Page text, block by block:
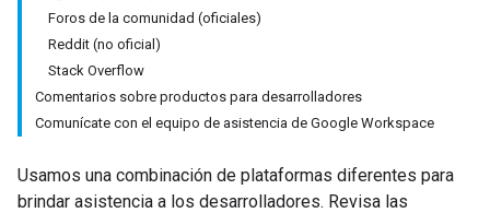
Foros de la comunidad (oficiales)
Reddit (no oficial)
Stack Overflow
Comentarios sobre productos para desarrolladores
Comunícate con el equipo de asistencia de Google Workspace
Usamos una combinación de plataformas diferentes para
brindar asistencia a los desarrolladores. Revisa las